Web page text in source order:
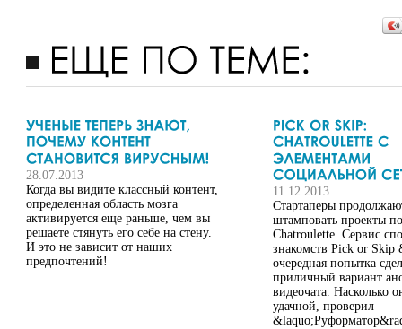
28.07.2013
Когда вы видите классный контент,
определенная область мозга
активируется еще раньше, чем вы
решаете стянуть его себе на стену.
И это не зависит от наших
предпочтений!
11.12.2013
Стартаперы
штамповать проекты
Chatroulette. Сервис
знакомств Pick or Skip
очередная попытка
приличный вариант
видеочата. Насколько
удачной, проверил